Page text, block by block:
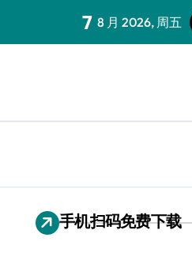
7 8 月 2026, 周五
手机扫码免费下载